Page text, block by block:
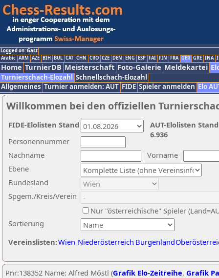
Logged on: Gast
Arabic ARM AZE BIH BUL CAT CHN CRO CZE DEN ENG ESP FAI FIN FRA GER GRE INA
Home TurnierDB Meisterschaft Foto-Galerie Meldekartei
Turnierschach-Elozahl Schnellschach-Elozahl
Allgemeines Turnier anmelden: AUT FIDE Spieler anmelden Elo
Willkommen bei den offiziellen
Nachname
Vorname
Ebene
Sortierung
Personennummer
Bundesland
Spgem./Kreis/Verein
Nur "österreichische" Spieler
Vereinslisten:Wien Niederösterreich Burgenland
AUT-Elolisten
6.936
FIDE-Elolisten Stand
Pnr:138352 Name: Alfred Möstl (Grafik Elo-Zeitreihe, Grafik